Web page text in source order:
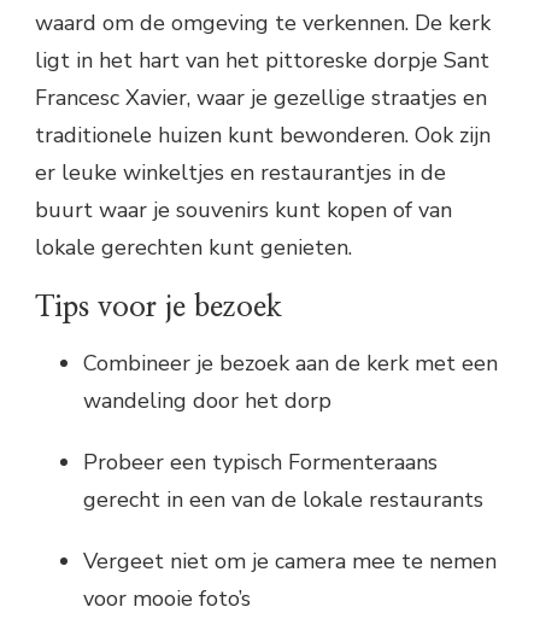
waard om de omgeving te verkennen. De kerk
ligt in het hart van het pittoreske dorpje Sant
Francesc Xavier, waar je gezellige straatjes en
traditionele huizen kunt bewonderen. Ook zijn
er leuke winkeltjes en restaurantjes in de
buurt waar je souvenirs kunt kopen of van
lokale gerechten kunt genieten.
Tips voor je bezoek
Combineer je bezoek aan de kerk met een
wandeling door het dorp
Probeer een typisch Formenteraans
gerecht in een van de lokale restaurants
Vergeet niet om je camera mee te nemen
voor mooie foto’s